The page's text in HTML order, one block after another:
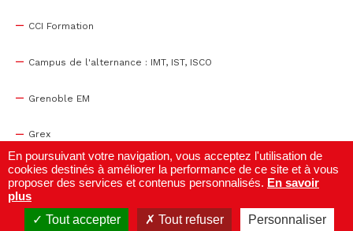
CCI Formation
Campus de l'alternance : IMT, IST, ISCO
Grenoble EM
Grex
WTC Grenoble
Centre de congrès
En poursuivant votre navigation, vous acceptez l'utilisation de
cookies destinés à améliorer la performance de ce site et à vous
proposer des services et contenus personnalisés. En savoir
plus
Tout accepter
Tout refuser Personnaliser